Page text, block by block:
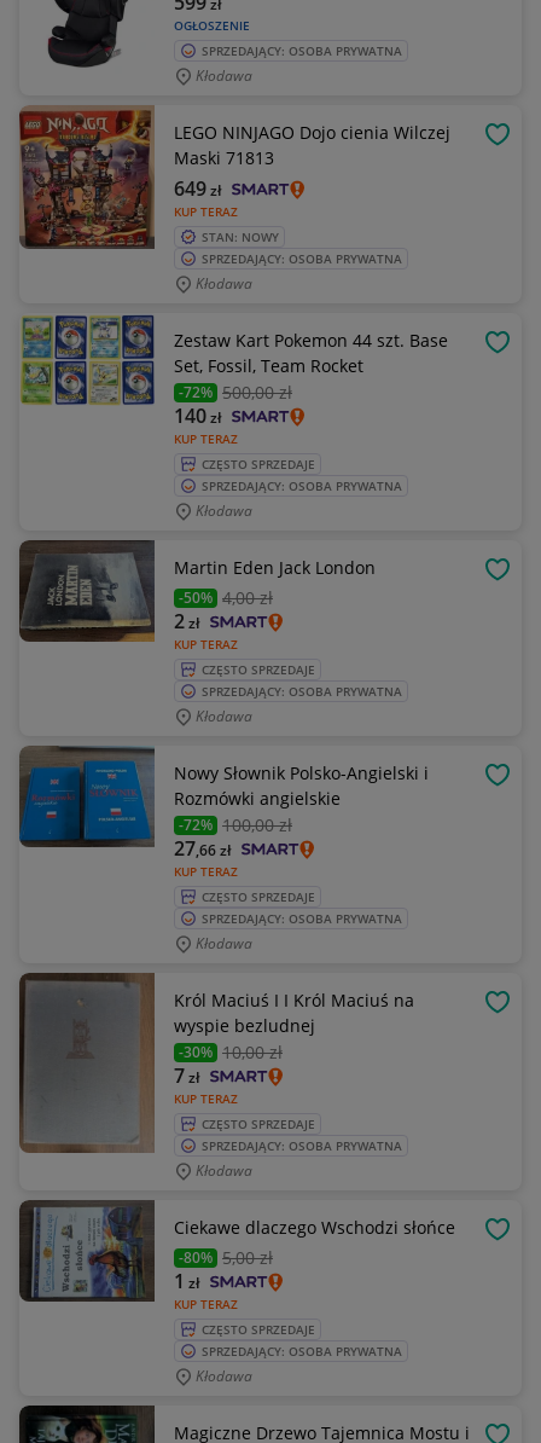
OGŁOSZENIE
zł
SPRZEDAJĄCY: OSOBA PRYWATNA
Kłodawa
LEGO NINJAGO Dojo cienia Wilczej
Maski 71813
KUP TERAZ
649zł
STAN: NOWY
SPRZEDAJĄCY: OSOBA PRYWATNA
Kłodawa
Zestaw Kart Pokemon 44 szt. Base
Set, Fossil, Team Rocket
-72% 500,00 zł
KUP TERAZ
140zł
CZĘSTO SPRZEDAJE
SPRZEDAJĄCY: OSOBA PRYWATNA
Kłodawa
Martin Eden Jack London
-50% 4,00 zł
KUP TERAZ
2zł
CZĘSTO SPRZEDAJE
SPRZEDAJĄCY: OSOBA PRYWATNA
Kłodawa
Nowy Słownik Polsko-Angielski i
Rozmówki angielskie
-72% 100,00 zł
KUP TERAZ
27,66zł
CZĘSTO SPRZEDAJE
SPRZEDAJĄCY: OSOBA PRYWATNA
Kłodawa
Król Maciuś I I Król Maciuś na
wyspie bezludnej
-30% 10,00 zł
KUP TERAZ
7zł
CZĘSTO SPRZEDAJE
SPRZEDAJĄCY: OSOBA PRYWATNA
Kłodawa
Ciekawe dlaczego Wschodzi słońce
-80% 5,00 zł
KUP TERAZ
1 zł
CZĘSTO SPRZEDAJE
SPRZEDAJĄCY: OSOBA PRYWATNA
Kłodawa
Magiczne Drzewo Tajemnica Mostu i